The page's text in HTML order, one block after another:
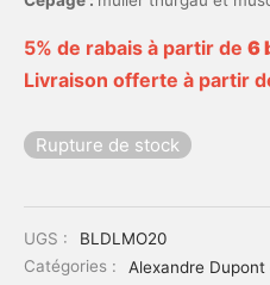
5% de rabais à partir de 6
Livraison offerte à partir
Rupture de stock
UGS :
BLDLMO20
Catégories :
Alexandre